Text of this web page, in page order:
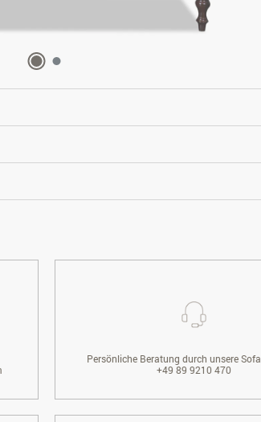
Persönliche Beratung durch unsere
+49 89 9210 470